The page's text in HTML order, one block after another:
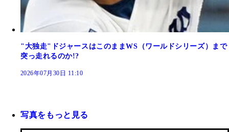
"大独走"ドジャースはこのままWS（ワールドシリーズ）まで
突っ走れるのか!?
2026年07月30日 11:10
写真をもっと見る